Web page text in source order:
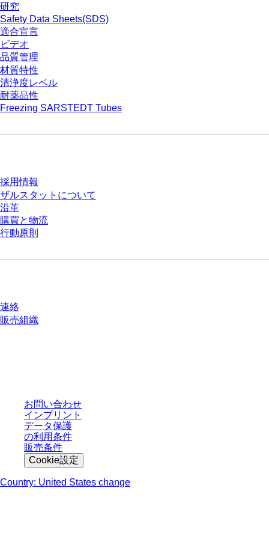
研究
Safety Data Sheets(SDS)
適合宣言
ビデオ
品質管理
材質特性
清浄度レベル
耐薬品性
Freezing SARSTEDT Tubes
採用情報
ザルスタットについて
沿革
購買と物流
行動原則
連絡
販売組織
お問い合わせ
インプリント
データ保護
の利用条件
販売条件
Cookie設定
Country: United States change